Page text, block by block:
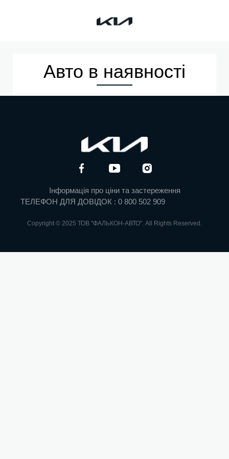
Kia
Авто в наявності
Інформація про ціни та застереження
ТЕЛЕФОН ДЛЯ ДОВІДОК : 0 800 502 909
Copyright © 2025 ТОВ "ФАЛЬКОН-АВТО". All Rights Reserved.